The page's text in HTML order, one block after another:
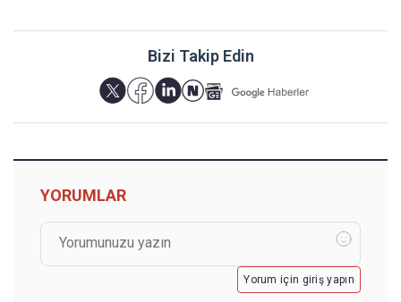
Bizi Takip Edin
YORUMLAR
Yorum için giriş yapın